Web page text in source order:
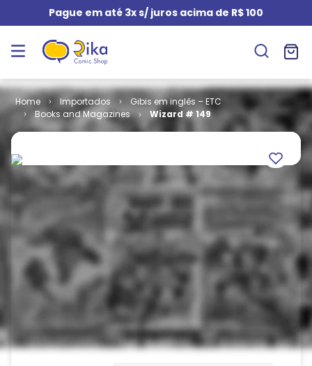
Pague em até 3x s/ juros acima de R$ 100
Importados
Gibis em inglês – ETC
Books and Magazines
Wizard # 149